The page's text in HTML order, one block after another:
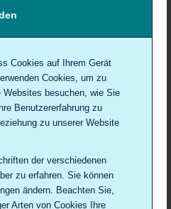
Cookies auf Ihrem Gerät
Cookies, um zu
Websites besuchen, wie Sie
Benutzererfahrung zu
zu unserer Website
der verschiedenen
zu erfahren. Sie können
ändern. Beachten Sie,
Arten von Cookies Ihre